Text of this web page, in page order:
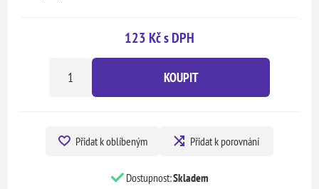
123 Kč s DPH
KOUPIT
Přidat k oblíbeným Přidat k porovnání
Dostupnost:Skladem